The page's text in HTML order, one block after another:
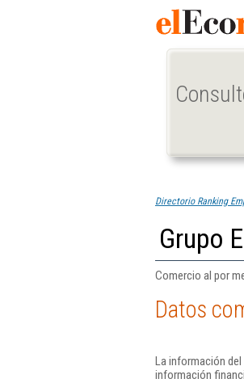
Directorio Ranking
Grupo
Comercio al por
Datos
La información del
información